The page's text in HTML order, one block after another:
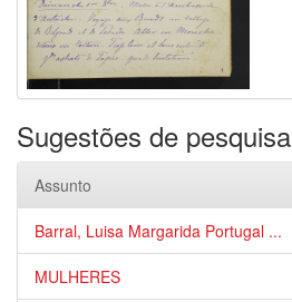
Sugestões de pesquisa
Assunto
Barral, Luisa Margarida Portugal ...
MULHERES